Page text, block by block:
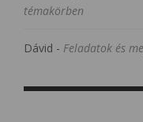
témakörben
Dávid - Feladatok és